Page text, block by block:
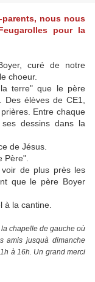
parents, nous nous
pour la
curé de notre
choeur.
terre" que le père
élèves de CE1,
Entre chaque
dessins dans la
de Jésus.
Père".
de plus près les
que le père Boyer
à la cantine.
chapelle de gauche où
amis jusquà dimanche
à 16h. Un grand merci